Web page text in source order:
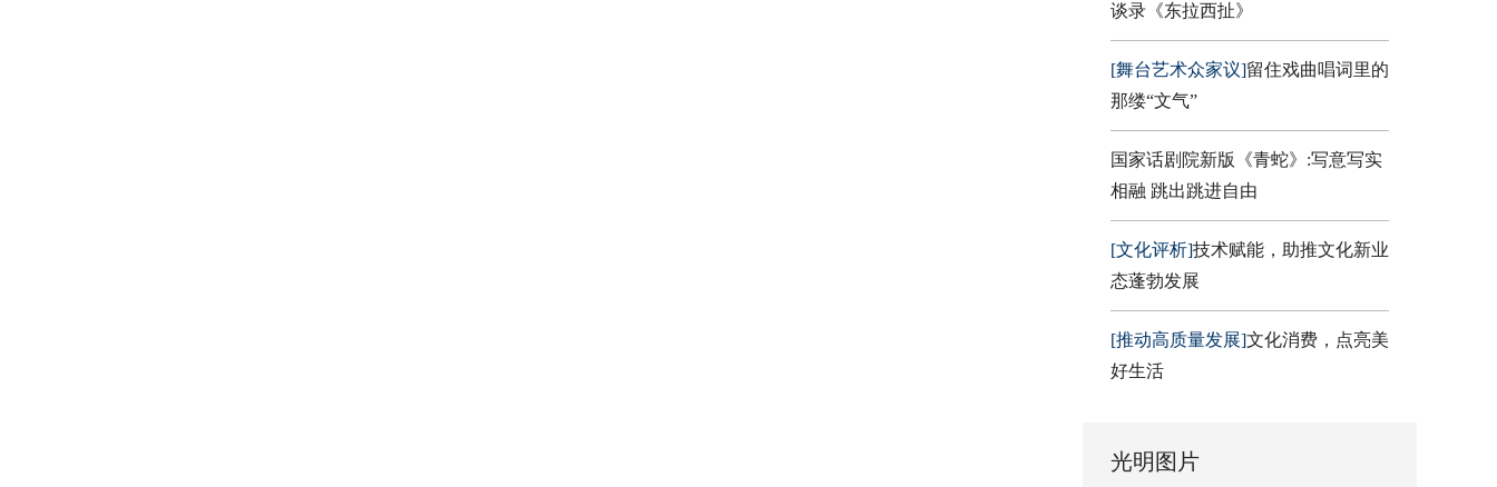
谈录《东拉西扯》
[舞台艺术众家议]留住戏曲唱词里的
那缕“文气”
国家话剧院新版《青蛇》:写意写实
相融 跳出跳进自由
[文化评析]技术赋能，助推文化新业
态蓬勃发展
[推动高质量发展]文化消费，点亮美
好生活
光明图片